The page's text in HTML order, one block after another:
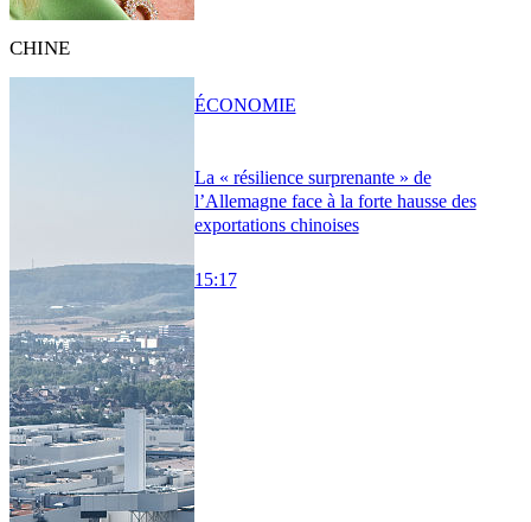
CHINE
La « résilience surprenante » de
l’Allemagne face à la forte hausse des
exportations chinoises
15:17
ÉCONOMIE